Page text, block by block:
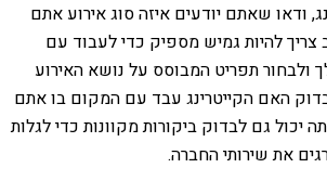
ודאו שאתם יודעים איזה סוג אירוע אתם
צריך להיות גמיש מספיק כדי לעבוד עם
ולבחור תפריט המבוסס על נושא האירוע
האם הקייטרינג עבד עם המקום בו אתם
גם לבדוק ביקורות מקוונות כדי לגלות
את שירותי החברה.